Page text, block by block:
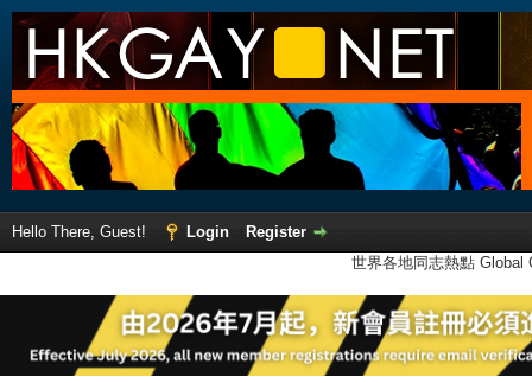
Hello There, Guest! Login
Register
世界各地同志熱點